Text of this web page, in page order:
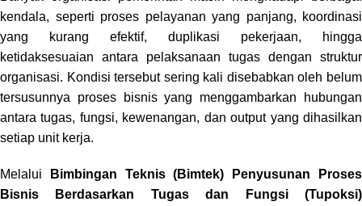
kendala, seperti proses pelayanan yang panjang, koordinasi
yang kurang efektif, duplikasi pekerjaan, hingga
ketidaksesuaian antara pelaksanaan tugas dengan struktur
organisasi. Kondisi tersebut sering kali disebabkan oleh belum
tersusunnya proses bisnis yang menggambarkan hubungan
antara tugas, fungsi, kewenangan, dan output yang dihasilkan
setiap unit kerja.
Melalui
Bimbingan Teknis (Bimtek) Penyusunan Proses
Bisnis Berdasarkan Tugas dan Fungsi (Tupoksi)